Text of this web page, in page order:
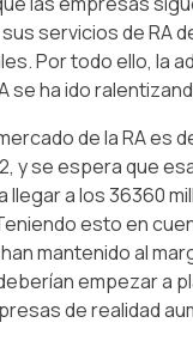
servicios de RA
Por todo ello, la
se ha ido
de la RA es
y se espera que
llegar a los 36360
esto en
mantenido al
empezar a
de realidad